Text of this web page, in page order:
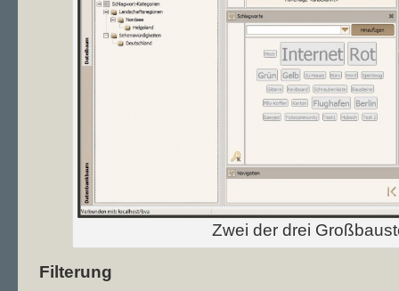
Zwei der drei
Filterung